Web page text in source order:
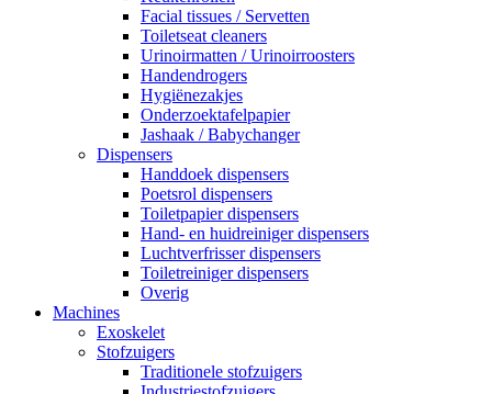
Facial tissues / Servetten
Toiletseat cleaners
Urinoirmatten / Urinoirroosters
Handendrogers
Hygiënezakjes
Onderzoektafelpapier
Jashaak / Babychanger
Dispensers
Handdoek dispensers
Poetsrol dispensers
Toiletpapier dispensers
Hand- en huidreiniger dispensers
Luchtverfrisser dispensers
Toiletreiniger dispensers
Overig
Machines
Exoskelet
Stofzuigers
Traditionele stofzuigers